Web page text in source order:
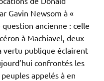
Gavin Newsom à «
ancienne : celle
à Machiavel, deux
vertu publique éclairent
confrontés les
appelés à en